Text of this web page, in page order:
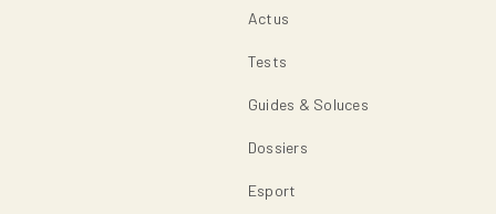
Actus
Tests
Guides & Soluces
Dossiers
Esport